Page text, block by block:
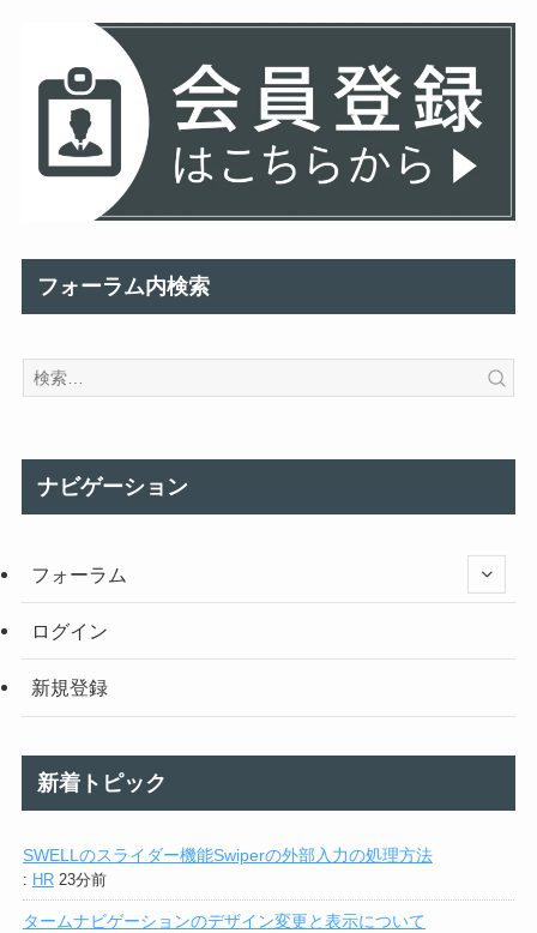
フォーラム内検索
ナビゲーション
フォーラム
ログイン
新規登録
新着トピック
SWELLのスライダー機能Swiperの外部入力の処理方法
: HR 23分前
タームナビゲーションのデザイン変更と表示について